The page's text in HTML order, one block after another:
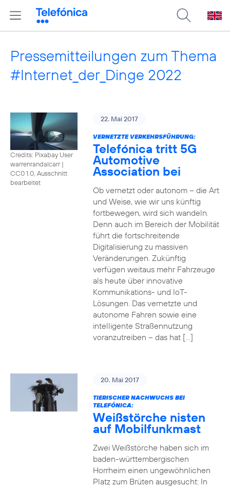
Pressemitteilungen zum Thema
#Internet_der_Dinge 2022
Credits: Pixabay User
warrenrandalcarr|
CC0 1.0, Ausschnitt
bearbeitet
22. Mai 2017
VERNETZTE VERKEHRSFÜHRUNG:
Telefónica tritt 5G
Automotive
Association bei
Ob vernetzt oder autonom – die Art
und Weise, wie wir uns künftig
fortbewegen, wird sich wandeln.
Denn auch im Bereich der Mobilität
führt die fortschreitende
Digitalisierung zu massiven
Veränderungen. Zukünftig
verfügen weitaus mehr Fahrzeuge
als heute über innovative
Kommunikations- und IoT-
Lösungen. Das vernetzte und
autonome Fahren sowie eine
intelligente Straßennutzung
voranzutreiben – das hat […]
20. Mai 2017
TIERISCHER NACHWUCHS BEI
TELEFÓNICA:
Weißstörche nisten
auf Mobilfunkmast
Zwei Weißstörche haben sich im
baden-württembergischen
Horrheim einen ungewöhnlichen
Platz zum Brüten ausgesucht: In